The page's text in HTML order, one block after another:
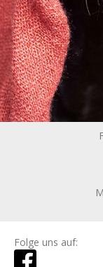
Folge uns auf: